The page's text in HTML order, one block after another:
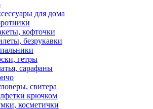
для дома
кофточки
безрукавки
гетры
сарафаны
свитера
крючком
косметички